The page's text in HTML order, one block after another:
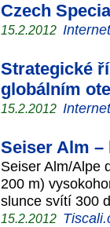
Czech
15.2.2012
Strategické
globálním
15.2.2012
Seiser Alm
Seiser Alm/Alpe
200 m)
slunce svítí 300
15.2.2012